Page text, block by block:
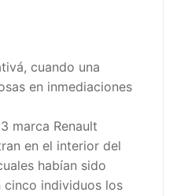
cuando una
en inmediaciones
marca Renault
en el interior del
habían sido
cinco individuos los